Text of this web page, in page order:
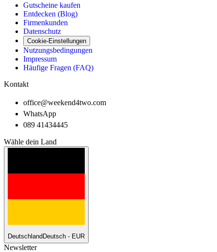
Gutscheine kaufen
Entdecken (Blog)
Firmenkunden
Datenschutz
Cookie-Einstellungen
Nutzungsbedingungen
Impressum
Häufige Fragen (FAQ)
Kontakt
office@weekend4two.com
WhatsApp
089 41434445
Wähle dein Land
Deutschland Deutsch - EUR
Newsletter